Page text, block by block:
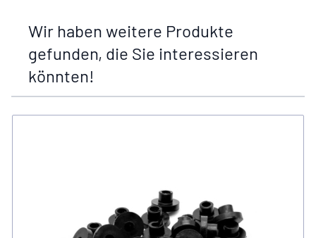
Wir haben weitere Produkte
gefunden, die Sie interessieren
könnten!